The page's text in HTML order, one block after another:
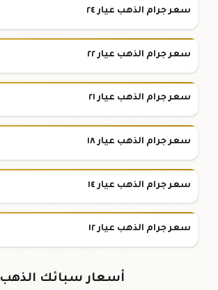
سعر جرام الذهب عيار ٢٤
سعر جرام الذهب عيار ٢٢
سعر جرام الذهب عيار ٢١
سعر جرام الذهب عيار ١٨
سعر جرام الذهب عيار ١٤
سعر جرام الذهب عيار ١٢
أسعار سبائك الذهب